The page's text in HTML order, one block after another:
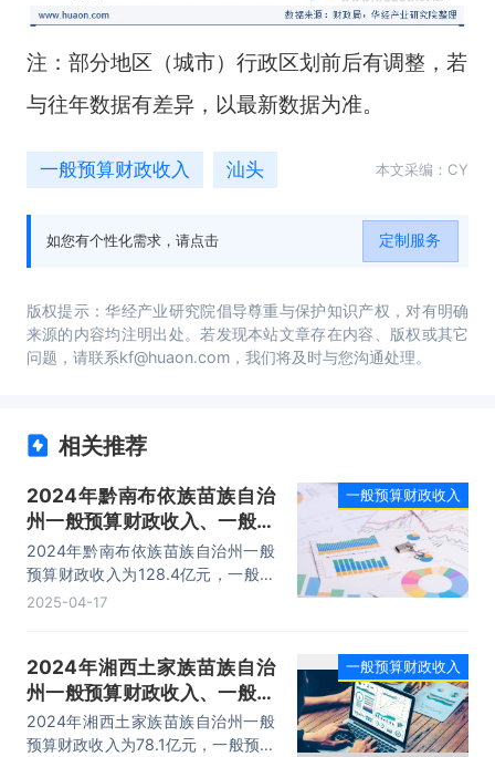
注：部分地区（城市）行政区划前后有调整，若
与往年数据有差异，以最新数据为准。
一般预算财政收入 汕头 本文采编：CY
如您有个性化需求，请点击 定制服务
版权提示：华经产业研究院倡导尊重与保护知识产权，对有明确
来源的内容均注明出处。若发现本站文章存在内容、版权或其它
问题，请联系kf@huaon.com，我们将及时与您沟通处理。
相关推荐
2024年黔南布依族苗族自治
州一般预算财政收入、一般预
算财政支出及收支差额情况
2024年黔南布依族苗族自治州一般
预算财政收入为128.4亿元，一般预
算财政支出为503亿元，一般预算财
2025-04-17
一般预算财政收入
2024年湘西土家族苗族自治
州一般预算财政收入、一般预
算财政支出及收支差额情况
2024年湘西土家族苗族自治州一般
预算财政收入为78.1亿元，一般预算
一般预算财政收入